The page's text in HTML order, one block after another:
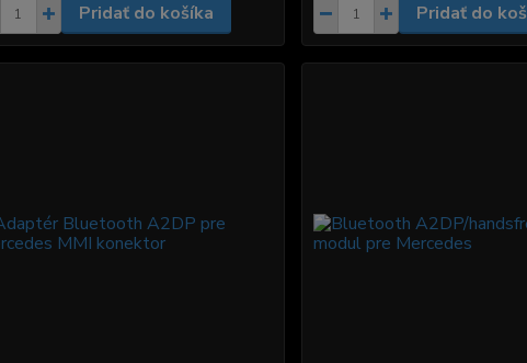
Pridať do košíka Pridať do